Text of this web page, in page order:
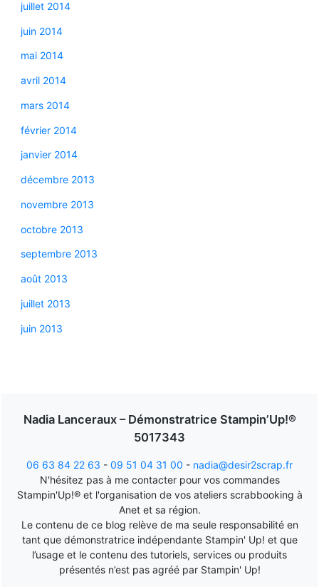
juillet 2014
juin 2014
mai 2014
avril 2014
mars 2014
février 2014
janvier 2014
décembre 2013
novembre 2013
octobre 2013
septembre 2013
août 2013
juillet 2013
juin 2013
Nadia Lanceraux – Démonstratrice Stampin’Up!®
5017343
06 63 84 22 63 - 09 51 04 31 00 - nadia@desir2scrap.fr
N'hésitez pas à me contacter pour vos commandes
Stampin'Up!® et l'organisation de vos ateliers scrabbooking à
Anet et sa région.
Le contenu de ce blog relève de ma seule responsabilité en
tant que démonstratrice indépendante Stampin' Up! et que
l’usage et le contenu des tutoriels, services ou produits
présentés n’est pas agréé par Stampin' Up!